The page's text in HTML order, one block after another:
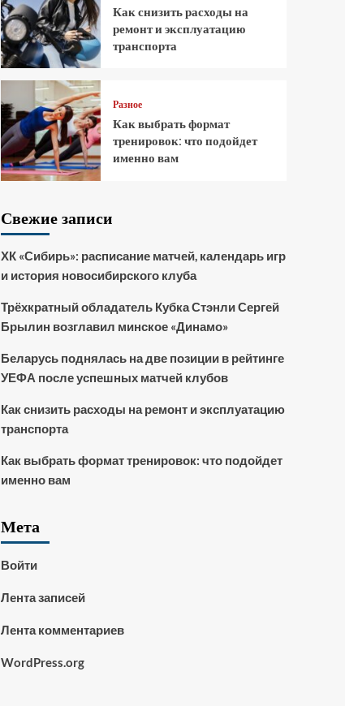
Как снизить расходы на
ремонт и эксплуатацию
транспорта
Разное
Как выбрать формат
тренировок: что подойдет
именно вам
Свежие записи
ХК «Сибирь»: расписание матчей, календарь игр
и история новосибирского клуба
Трёхкратный обладатель Кубка Стэнли Сергей
Брылин возглавил минское «Динамо»
Беларусь поднялась на две позиции в рейтинге
УЕФА после успешных матчей клубов
Как снизить расходы на ремонт и эксплуатацию
транспорта
Как выбрать формат тренировок: что подойдет
именно вам
Мета
Войти
Лента записей
Лента комментариев
WordPress.org